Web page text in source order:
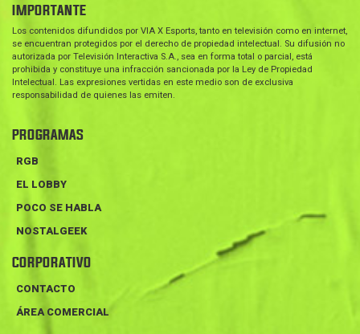
IMPORTANTE
Los contenidos difundidos por VIA X Esports, tanto en televisión como en internet,
se encuentran protegidos por el derecho de propiedad intelectual. Su difusión no
autorizada por Televisión Interactiva S.A., sea en forma total o parcial, está
prohibida y constituye una infracción sancionada por la Ley de Propiedad
Intelectual. Las expresiones vertidas en este medio son de exclusiva
responsabilidad de quienes las emiten.
PROGRAMAS
RGB
EL LOBBY
POCO SE HABLA
NOSTALGEEK
CORPORATIVO
CONTACTO
ÁREA COMERCIAL